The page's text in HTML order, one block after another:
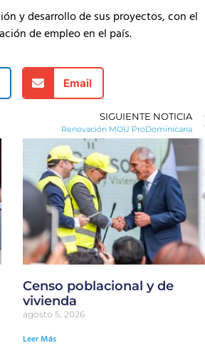
y desarrollo de sus proyectos, con el
de empleo en el país.
Email
SIGUIENTE NOTICIA
Renovación MOU ProDominicana
Censo poblacional y de
vivienda
agosto 5, 2026
Leer Más